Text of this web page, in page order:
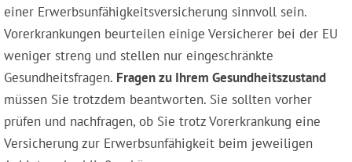
einer Erwerbsunfähigkeitsversicherung sinnvoll sein.
Vorerkrankungen beurteilen einige Versicherer bei der EU
weniger streng und stellen nur eingeschränkte
Gesundheitsfragen. Fragen zu Ihrem Gesundheitszustand
müssen Sie trotzdem beantworten. Sie sollten vorher
prüfen und nachfragen, ob Sie trotz Vorerkrankung eine
Versicherung zur Erwerbsunfähigkeit beim jeweiligen